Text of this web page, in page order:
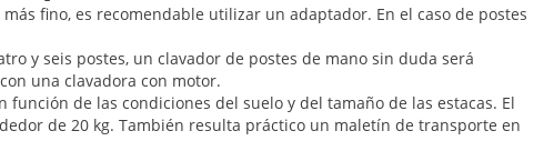
fino, es recomendable utilizar un adaptador. En el caso de postes
y seis postes, un clavador de postes de mano sin duda será
una clavadora con motor.
función de las condiciones del suelo y del tamaño de las estacas. El
de 20 kg. También resulta práctico un maletín de transporte en